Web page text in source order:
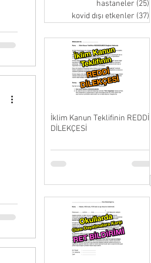
hastaneler (25)
kovid dışı etkenler (37)
İklim Kanun Teklifinin REDDİ
DİLEKÇESİ